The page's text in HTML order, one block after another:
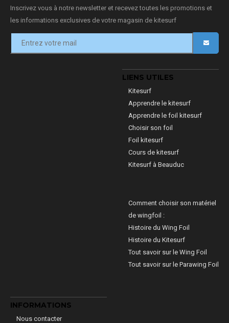
Inscrivez vous à notre newsletter et recevez toutes les promotions et
les informations exclusives de votre magasin de kitesurf
LIENS UTILES
Kitesurf
Apprendre le kitesurf
Apprendre le foil kitesurf
Choisir son foil
Foil kitesurf
Cours de kitesurf
Kitesurf à Beauduc
Comment choisir son matériel
de wingfoil :
Histoire du Wing Foil
Histoire du Kitesurf
Tout savoir sur le Wing Foil
Tout savoir sur le Parawing Foil
INFORMATIONS
Nous contacter